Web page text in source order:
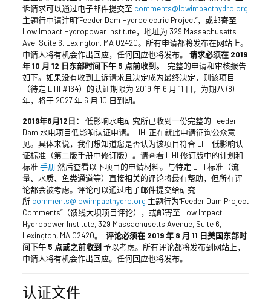
诉请求可以通过电子邮件提交至 comments@lowimpacthydro.org
主题行中请注明“Feeder Dam Hydroelectric Project”，或邮寄至
Low Impact Hydropower Institute，地址为 329 Massachusetts
Ave, Suite 6, Lexington, MA 02420。所有申请都将发布在网站上。
申请人将有机会作出回应，任何回应也将发布。 请求必须在 2019
年 10 月 12 日东部时间下午 5 点前收到。 完整的申请和审核报告
如下。如果没有收到上诉请求且决定成为最终决定，则该项目
（待定 LIHI #164）的认证期限为 2019 年 6 月 11 日，为期八 (8)
年，将于 2027 年 6 月 10 日到期。
2019年6月12日： 低影响水电研究所已收到一份完整的 Feeder
Dam 水电项目低影响认证申请。LIHI 正在就此申请征询公众意
见。具体来说，我们想知道您是否认为该项目符合 LIHI 低影响认
证标准（第二版手册中修订版）。请查看 LIHI 修订版中的计划和
标准手册然后查看以下项目的申请材料。与特定 LIHI 标准（流
量、水质、鱼类通道等）直接相关的评论将最有帮助，但所有评
论都会被考虑。评论可以通过电子邮件提交给研究
所 comments@lowimpacthydro.org 主题行为“Feeder Dam Project
Comments”（馈线大坝项目评论），或邮寄至 Low Impact
Hydropower Institute, 329 Massachusetts Avenue, Suite 6,
Lexington, MA 02420。 评论必须在 2019 年 8 月 11 日美国东部时
间下午 5 点或之前收到 予以考虑。所有评论都将发布到网站上，
申请人将有机会作出回应。任何回应也将发布。
认证文件